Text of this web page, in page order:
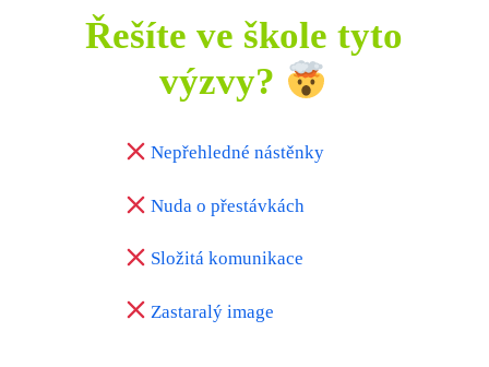
Řešíte ve škole tyto
výzvy?
Nepřehledné nástěnky
Nuda o přestávkách
Složitá komunikace
Zastaralý image